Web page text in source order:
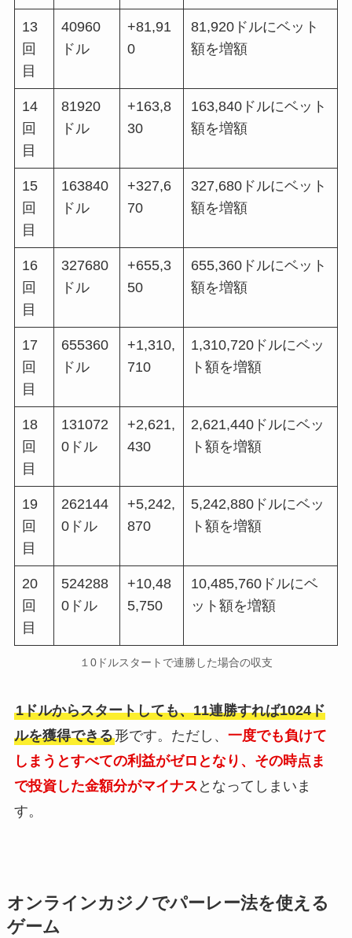
13
回
目
40960
ドル
+81,91
0
81,920ドルにベット
額を増額
14
回
目
81920
ドル
+163,8
30
163,840ドルにベット
額を増額
15
回
目
163840
ドル
+327,6
70
327,680ドルにベット
額を増額
16
回
目
327680
ドル
+655,3
50
655,360ドルにベット
額を増額
17
回
目
655360
ドル
+1,310,
710
1,310,720ドルにベッ
ト額を増額
18
回
目
131072
0ドル
+2,621,
430
2,621,440ドルにベッ
ト額を増額
19
回
目
262144
0ドル
+5,242,
870
5,242,880ドルにベッ
ト額を増額
20
回
目
524288
0ドル
+10,48
5,750
10,485,760ドルにベ
ット額を増額
１0ドルスタートで連勝した場合の収支
1ドルからスタートしても、11連勝すれば1024ド
ルを獲得できる形です。ただし、 一度でも負けて
しまうとすべての利益がゼロとなり、その時点ま
で投資した金額分がマイナス となってしまいま
す。
オンラインカジノでパーレー法を使える
ゲーム